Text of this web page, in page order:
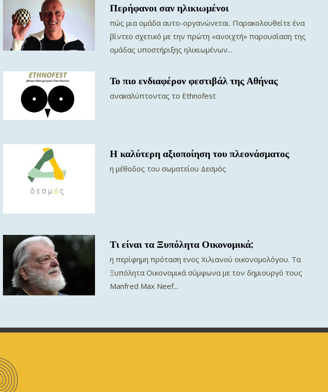
Περήφανοι σαν ηλικιωμένοι
πώς μια ομάδα αυτο-οργανώνεται. Παρακολουθείτε ένα
βίντεο σχετικό με την πρώτη «ανοιχτή» παρουσίαση της
ομάδας υποστήριξης ηλικιωμένων...
Το πιο ενδιαφέρον φεστιβάλ της Αθήνας
ανακαλύπτοντας το Ethnofest
Η καλύτερη αξιοποίηση του πλεονάσματος
η μέθοδος του σωματείου Δεσμός
Τι είναι τα Ξυπόλητα Οικονομικά;
η περίφημη πρόταση ενος Χιλιανού οικονομολόγου. Τα
Ξυπόλητα Οικονομικά σύμφωνα με τον δημιουργό τους
Manfred Max Neef...